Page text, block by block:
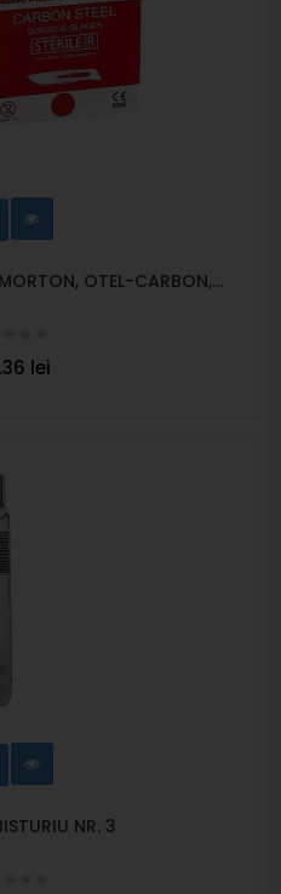
OTEL-CARBON,...
lei
NR. 3